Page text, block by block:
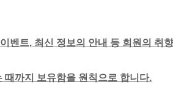
벤트, 최신 정보의 안내 등 회원의 취
때까지 보유함을 원칙으로 합니다.